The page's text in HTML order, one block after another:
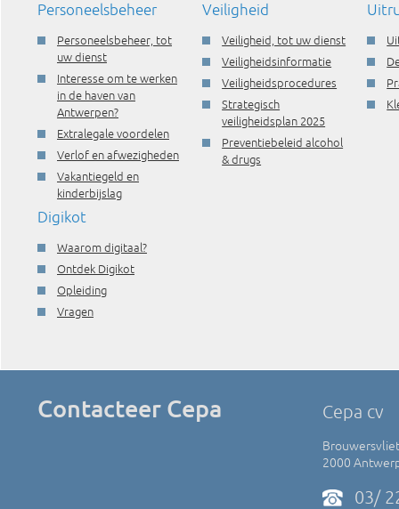
Personeelsbeheer
Personeelsbeheer, tot
uw dienst
Interesse om te werken
in de haven van
Antwerpen?
Extralegale voordelen
Verlof en afwezigheden
Vakantiegeld en
kinderbijslag
Veiligheid
Veiligheid, tot uw dienst
Veiligheidsinformatie
Veiligheidsprocedures
Strategisch
veiligheidsplan 2025
Preventiebeleid alcohol
& drugs
Digikot
Waarom digitaal?
Ontdek Digikot
Opleiding
Vragen
Contacteer Cepa Cepa cv
2000
03/